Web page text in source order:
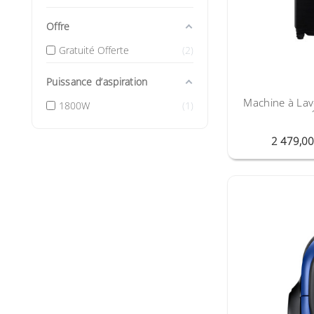
Offre
Gratuité Offerte
2
Puissance d’aspiration
1800W
1
Machine à
2